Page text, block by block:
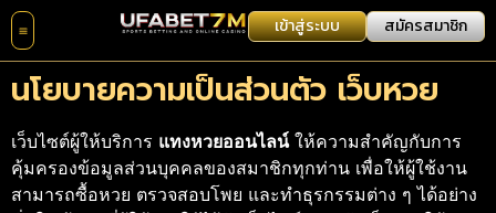
เข้าสู่ระบบ สมัครสมาชิก
นโยบายความเป็นส่วนตัว เว็บหวย
เว็บไซต์ผู้ให้บริการ แทงหวยออนไลน์ให้ความสำคัญกับการ
คุ้มครองข้อมูลส่วนบุคคลของสมาชิกทุกท่าน เพื่อให้ผู้ใช้งาน
สามารถซื้อหวย ตรวจสอบโพย และทำธุรกรรมต่าง ๆ ได้อย่าง